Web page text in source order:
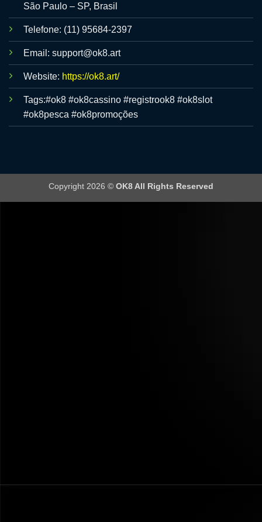
São Paulo – SP, Brasil
Telefone: (11) 95684-2397
Email: support@ok8.art
Website: https://ok8.art/
Tags:#ok8 #ok8cassino #registrook8 #ok8slot
#ok8pesca #ok8promoções
Copyright 2026 © OK8 All Rights Reserved